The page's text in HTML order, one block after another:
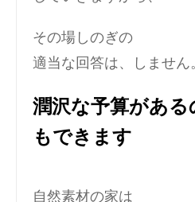
その場しのぎの
適当な回答は、しません
潤沢な予算があ
もできます
自然素材の家は